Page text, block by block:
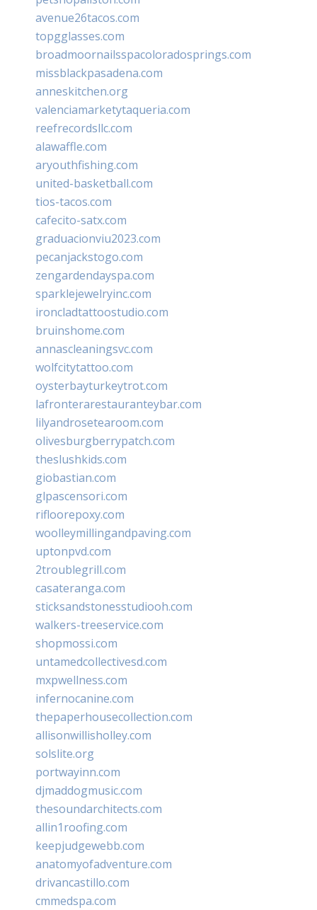
avenue26tacos.com
topgglasses.com
broadmoornailsspacoloradosprings.com
missblackpasadena.com
anneskitchen.org
valenciamarketytaqueria.com
reefrecordsllc.com
alawaffle.com
aryouthfishing.com
united-basketball.com
tios-tacos.com
cafecito-satx.com
graduacionviu2023.com
pecanjackstogo.com
zengardendayspa.com
sparklejewelryinc.com
ironcladtattoostudio.com
bruinshome.com
annascleaningsvc.com
wolfcitytattoo.com
oysterbayturkeytrot.com
lafronterarestauranteybar.com
lilyandrosetearoom.com
olivesburgberrypatch.com
theslushkids.com
giobastian.com
glpascensori.com
rifloorepoxy.com
woolleymillingandpaving.com
uptonpvd.com
2troublegrill.com
casateranga.com
sticksandstonesstudiooh.com
walkers-treeservice.com
shopmossi.com
untamedcollectivesd.com
mxpwellness.com
infernocanine.com
thepaperhousecollection.com
allisonwillisholley.com
solslite.org
portwayinn.com
djmaddogmusic.com
thesoundarchitects.com
allin1roofing.com
keepjudgewebb.com
anatomyofadventure.com
drivancastillo.com
cmmedspa.com